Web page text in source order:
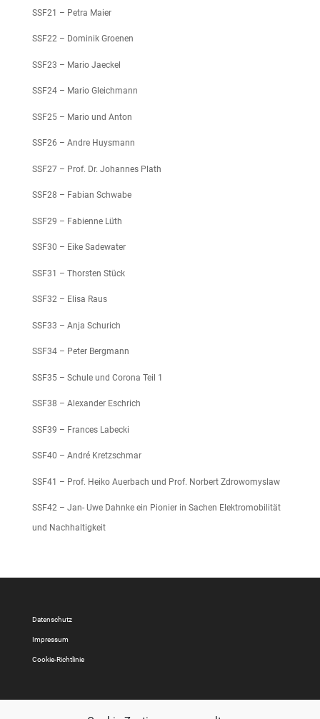
SSF21 – Petra Maier
SSF22 – Dominik Groenen
SSF23 – Mario Jaeckel
SSF24 – Mario Gleichmann
SSF25 – Mario und Anton
SSF26 – Andre Huysmann
SSF27 – Prof. Dr. Johannes Plath
SSF28 – Fabian Schwabe
SSF29 – Fabienne Lüth
SSF30 – Eike Sadewater
SSF31 – Thorsten Stück
SSF32 – Elisa Raus
SSF33 – Anja Schurich
SSF34 – Peter Bergmann
SSF35 – Schule und Corona Teil 1
SSF38 – Alexander Eschrich
SSF39 – Frances Labecki
SSF40 – André Kretzschmar
SSF41 – Prof. Heiko Auerbach und Prof. Norbert Zdrowomyslaw
SSF42 – Jan- Uwe Dahnke ein Pionier in Sachen Elektromobilität
und Nachhaltigkeit
Datenschutz
Impressum
Cookie-Richtlinie